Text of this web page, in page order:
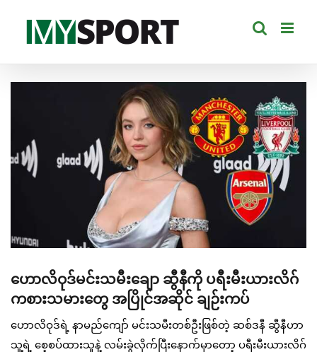
content
ဟောလိဝုဒ်မင်းသမီးချော ဆွီနီကို ပရီးမီးယားလိဂ်
ကစားသမားတွေ အပြိုင်အဆိုင် ချဉ်းကပ်
ဟောလိဝုဒ်ရဲ့ နာမည်ကျော် မင်းသမီးတစ်ဦးဖြစ်တဲ့ ဆစ်ဒနီ ဆွီနီဟာ
သူ့ရဲ့ စေ့စပ်ထားသူနဲ့ လမ်းခွဲလိုက်ပြီးနောက်မှာတော့ ပရီးမီးယားလိဂ်